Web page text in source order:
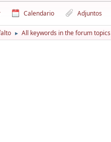
Calendario Adjuntos
► All keywords in the forum topics